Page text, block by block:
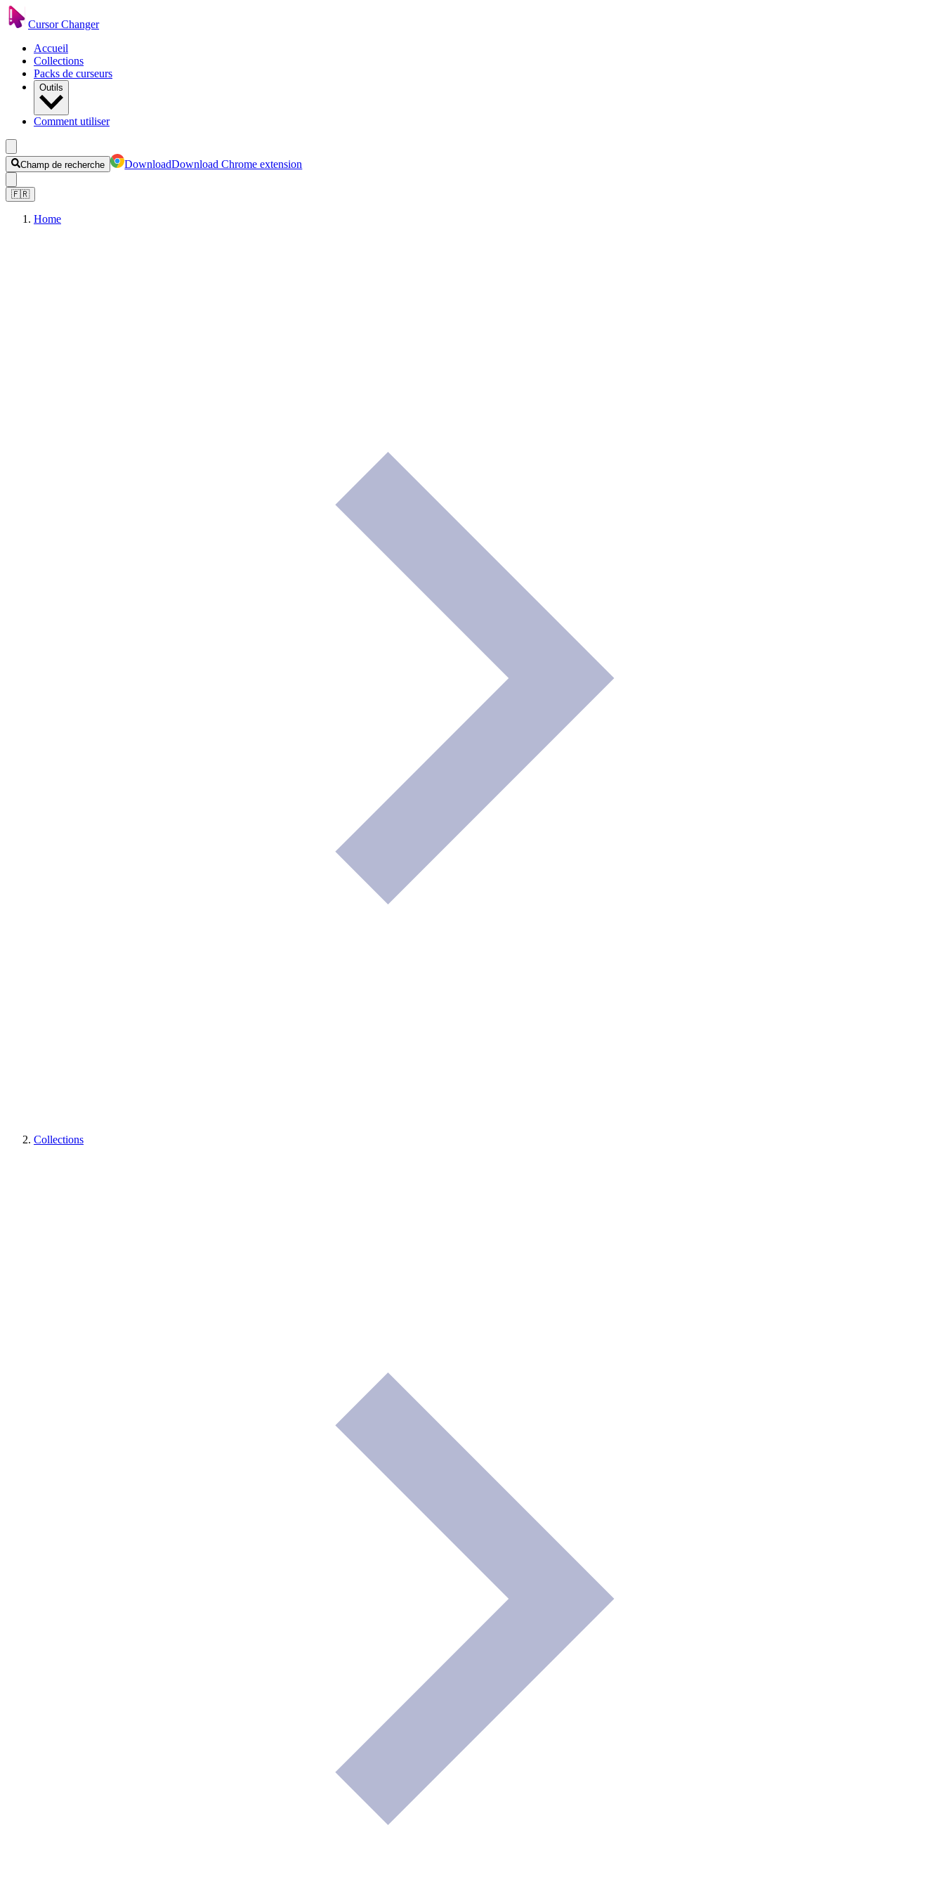
Cursor Changer
Accueil
Collections
Packs de curseurs
Outils
Comment utiliser
Champ de recherche DownloadDownload Chrome extension
🇫🇷
Home
Collections